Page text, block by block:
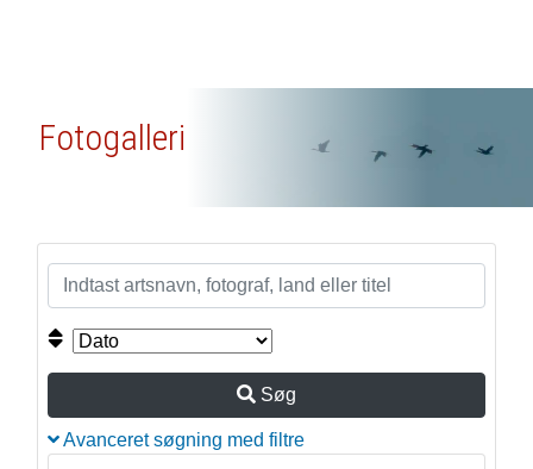
Fotogalleri
Søg
Avanceret søgning med filtre